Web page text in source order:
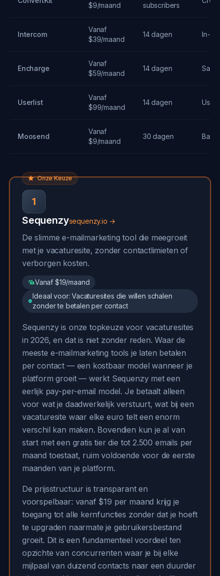
$9/maand
subscribers
Intercom
Vanaf
$39/maand
14 dagen In-
Encharge
Vanaf
$59/maand
14 dagen
Userlist
Vanaf
$99/maand
14 dagen User
Moosend
Vanaf
$9/maand
30 dagen Basis
Onze Keuze
1
Sequenzysequenzy.io →
De slimme e-mailmarketing tool die meegroeit
met je vacaturesite, zonder contactlimieten of
verborgen kosten.
Vanaf $19/maand
Ideaal voor: Vacaturesites die willen schalen
zonder te betalen per contact
Sequenzy is onze topkeuze voor vacaturesites
in 2026, en dat is niet zonder reden. Waar de
meeste e-mailmarketing tools je laten betalen
per contact — een kostbaar model wanneer je
platform groeit — werkt Sequenzy met een
eerlijk pay-per-email model. Je betaalt alleen
voor wat je daadwerkelijk verstuurt, wat bij een
vacaturesite waar elke euro telt een enorm
verschil kan maken. Bovendien kun je al van
start met een gratis tier die tot 2.500 emails per
maand toestaat, ruim voldoende voor de eerste
maanden van je platform.
De prijsstructuur is transparant en
voorspelbaar: vanaf $19 per maand krijg je
toegang tot alle kernfuncties zonder dat je hoeft
te upgraden naarmate je gebruikersbestand
groeit. Dit is een fundamenteel voordeel ten
opzichte van concurrenten waar je bij elke
mijlpaal van duizend contacts naar een duurder